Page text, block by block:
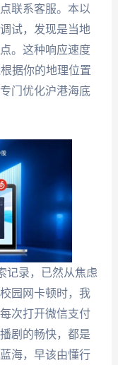
联系客服。本以
试，发现是当地
。这种响应速度
据你的地理位置
门优化沪港海底
记录，已然从焦虑
园网卡顿时，我
次打开微信支付
剧的畅快，都是
海，早该由懂行